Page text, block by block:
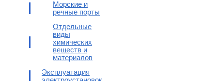
Морские и
речные порты
Отдельные
виды
химических
веществ и
материалов
Эксплуатация